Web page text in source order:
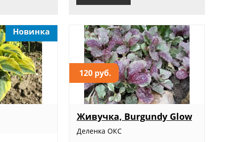
Новинка
120 руб.
Живучка, Burgundy Glow
Деленка ОКС